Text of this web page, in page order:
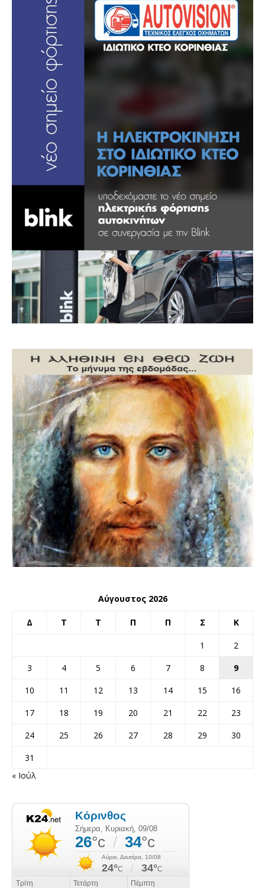
Αύγουστος 2026
Δ Τ Τ Π Π Σ Κ
1
2
3
4 5 6 7 8
9
10
11 12 13 14 15
16
17
18 19 20 21 22
23
24
25 26 27 28 29
30
31
« Ιούλ